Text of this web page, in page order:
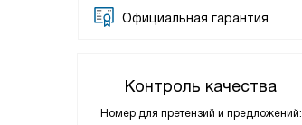
Официальная гарантия
Контроль качества
Номер для претензий и предложений: